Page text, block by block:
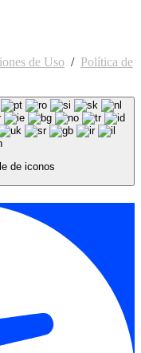
de Uso / Política de